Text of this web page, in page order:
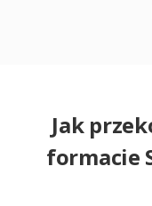
Jak
formacie